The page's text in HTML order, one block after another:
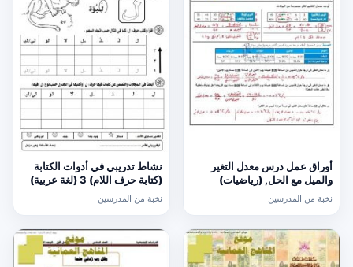
أوراق عمل درس معدل التغير
والميل مع الحل, (رياضيات)
الحادي عشر العام
نخبة من المدرسين
نشاط تدريبي في أدوات الكتابة
(كتابة حرف اللام) 3 (لغة عربية)
نخبة من المدرسين